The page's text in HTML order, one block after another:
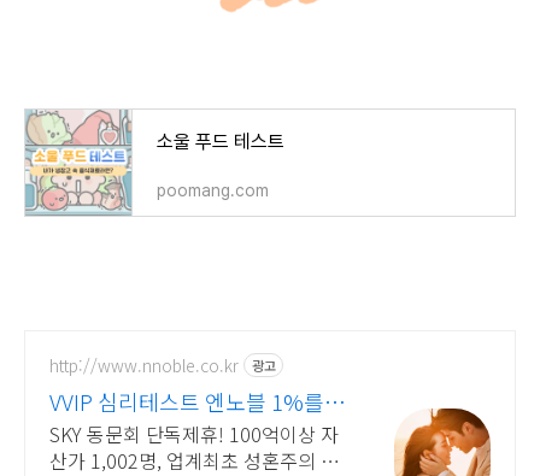
소울 푸드 테스트
poomang.com
http://www.nnoble.co.kr 광고
VVIP 심리테스트 엔노블 1%를
위한 상류층 결정사
SKY 동문회 단독제휴! 100억이상 자
산가 1,002명, 업계최초 성혼주의 시